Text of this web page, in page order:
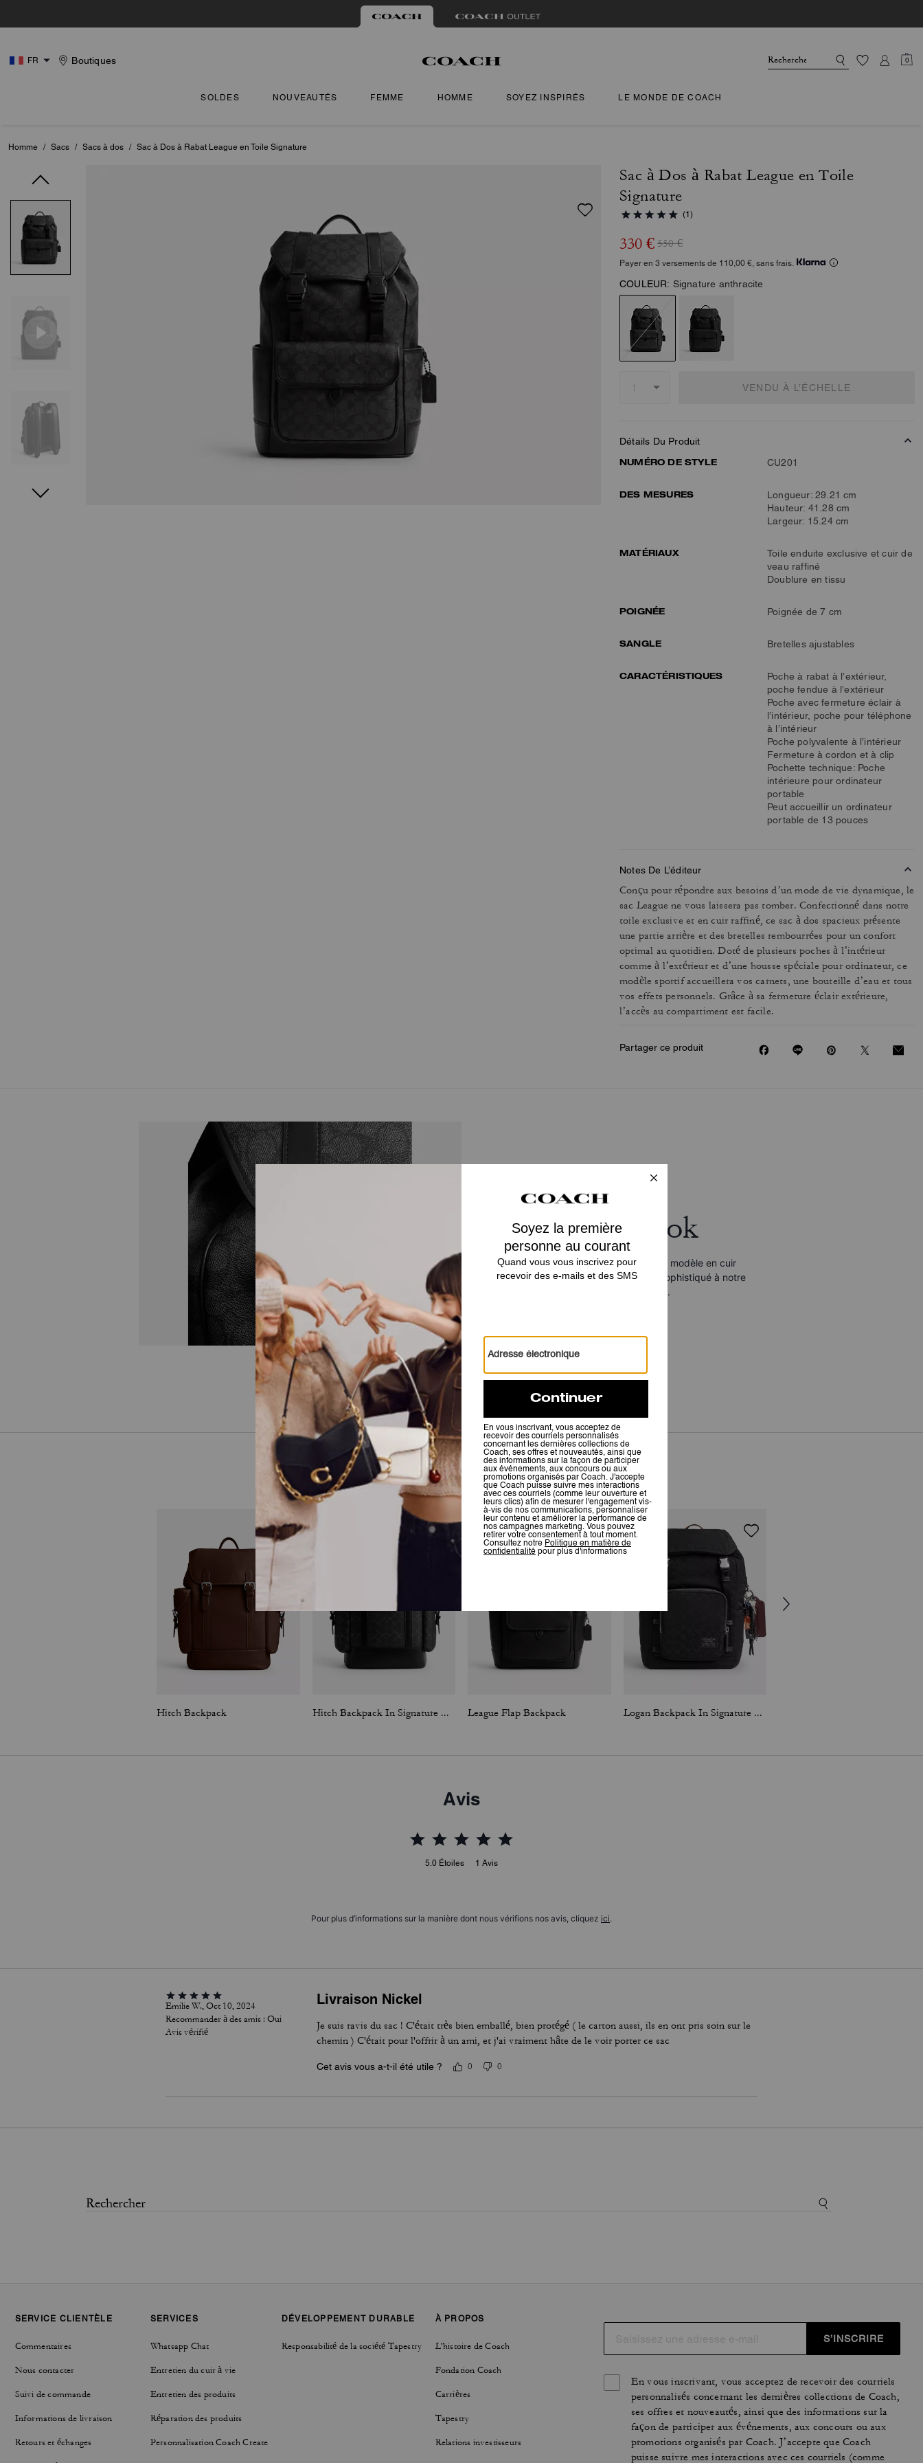
FR Boutiques 0
SOLDES NOUVEAUTÉS FEMME HOMME SOYEZ INSPIRÉS LE MONDE DE COACH
Homme / Sacs / Sacs à dos / Sac à Dos à Rabat League en Toile Signature
Sac à Dos à Rabat League en Toile
Signature
(1)
330 € 550 €
Payer en 3 versements de 110,00 €, sans frais.
COULEUR: Signature anthracite
VENDU À L’ÉCHELLE
Détails Du Produit
NUMÉRO DE STYLE
CU201
DES MESURES
Longueur: 29.21 cm
Hauteur: 41.28 cm
Largeur: 15.24 cm
MATÉRIAUX
Toile enduite exclusive et cuir de
veau raffiné
Doublure en tissu
POIGNÉE Poignée de 7 cm
SANGLE Bretelles ajustables
CARACTÉRISTIQUES
Poche à rabat à l’extérieur,
poche fendue à l’extérieur
Poche avec fermeture éclair à
l’intérieur, poche pour téléphone
à l’intérieur
Poche polyvalente à l’intérieur
Fermeture à cordon et à clip
Pochette technique: Poche
intérieure pour ordinateur
portable
Peut accueillir un ordinateur
portable de 13 pouces
Notes De L’éditeur
Conçu pour répondre aux besoins d’un mode de vie dynamique, le
sac League ne vous laissera pas tomber. Confectionné dans notre
toile exclusive et en cuir raffiné, ce sac à dos spacieux présente
une partie arrière et des bretelles rembourrées pour un confort
optimal au quotidien. Doté de plusieurs poches à l’intérieur
comme à l’extérieur et d’une housse spéciale pour ordinateur, ce
modèle sportif accueillera vos carnets, une bouteille d’eau et tous
vos effets personnels. Grâce à sa fermeture éclair extérieure,
l’accès au compartiment est facile.
Partager ce produit
A Closer Look
Le meilleur mélange qui soit. Ce somptueux modèle en cuir
mélangé combine un cuir de veau raffiné et sophistiqué à notre
toile exclusive emblématique.
Vous Aimerez Aussi
Hitch Backpack Hitch Backpack In Signature Canvas League Flap Backpack Logan Backpack In Signature Nylon With Charms
Avis
5.0 Étoiles 1 Avis
Pour plus d’informations sur la manière dont nous vérifions nos avis, cliquez ici.
Emilie W., Oct 10, 2024
Recommander à des amis : Oui
Avis vérifié
Livraison Nickel
Je suis ravis du sac ! C'était très bien emballé, bien protégé ( le carton aussi, ils en ont pris soin sur le
chemin ) C'était pour l'offrir à un ami, et j'ai vraiment hâte de le voir porter ce sac
Cet avis vous a-t-il été utile ? 0 0
SERVICE CLIENTÈLE
Commentaires
Nous contacter
Suivi de commande
Informations de livraison
Retours et échanges
SERVICES
Whatsapp Chat
Entretien du cuir à vie
Entretien des produits
Réparation des produits
Personnalisation Coach Create
DÉVELOPPEMENT DURABLE
Responsabilité de la société Tapestry
À PROPOS
L'histoire de Coach
Fondation Coach
Carrières
Tapestry
Relations investisseurs
S’INSCRIRE
En vous inscrivant, vous acceptez de recevoir des courriels
personnalisés concernant les dernières collections de Coach,
ses offres et nouveautés, ainsi que des informations sur la
façon de participer aux événements, aux concours ou aux
promotions organisés par Coach. J’accepte que Coach
puisse suivre mes interactions avec ces courriels (comme